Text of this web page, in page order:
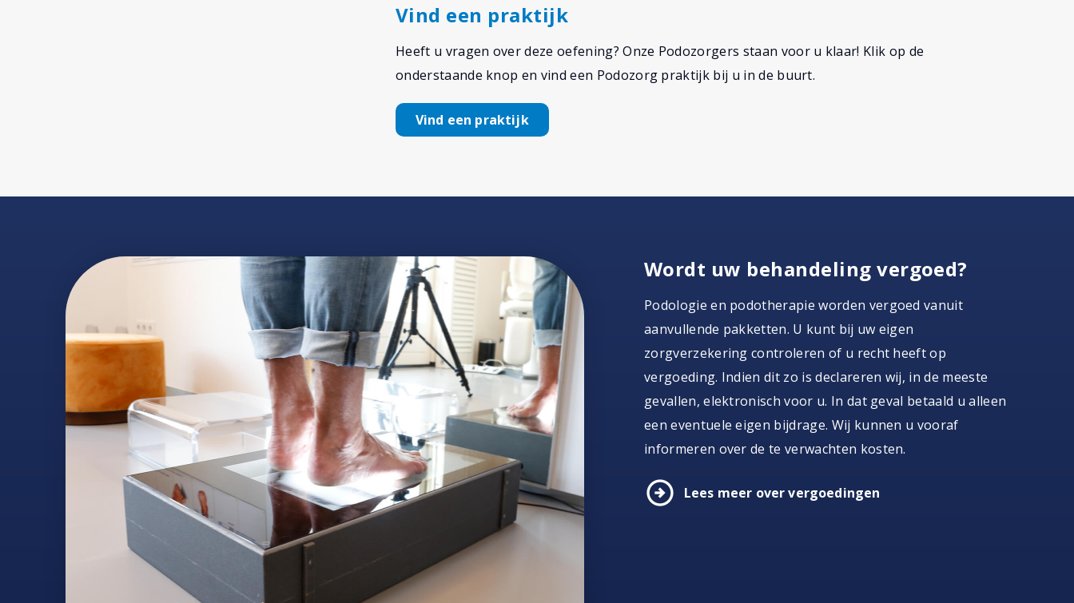
Vind een praktijk
Heeft u vragen over deze oefening? Onze Podozorgers staan voor u klaar! Klik op de
onderstaande knop en vind een Podozorg praktijk bij u in de buurt.
Vind een praktijk
Wordt uw behandeling vergoed?
Podologie en podotherapie worden vergoed vanuit
aanvullende pakketten. U kunt bij uw eigen
zorgverzekering controleren of u recht heeft op
vergoeding. Indien dit zo is declareren wij, in de meeste
gevallen, elektronisch voor u. In dat geval betaald u alleen
een eventuele eigen bijdrage. Wij kunnen u vooraf
informeren over de te verwachten kosten.
arrow_circle_right Lees meer over vergoedingen